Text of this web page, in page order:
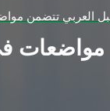
تتضمن مواضعات في